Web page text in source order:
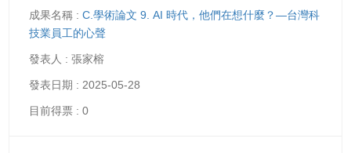
C.學術論文 9. AI 時代，他們在想什麼？—台灣科
技業員工的心聲
張家榕
2025-05-28
0